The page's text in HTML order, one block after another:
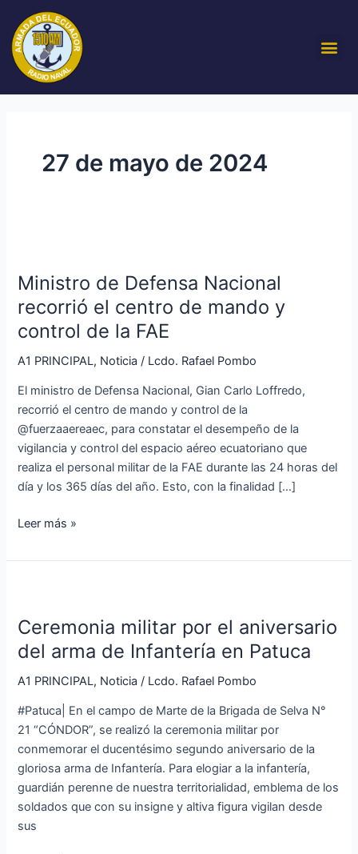
contenido
27 de mayo de 2024
Ministro de Defensa Nacional
recorrió el centro de mando y
control de la FAE
A1 PRINCIPAL, Noticia / Lcdo. Rafael Pombo
El ministro de Defensa Nacional, Gian Carlo Loffredo,
recorrió el centro de mando y control de la
@fuerzaaereaec, para constatar el desempeño de la
vigilancia y control del espacio aéreo ecuatoriano que
realiza el personal militar de la FAE durante las 24 horas del
día y los 365 días del año. Esto, con la finalidad […]
Defensa
Nacional
el
centro
mando
y
control
de
la
FAE
Leer más »
Ceremonia militar por el aniversario
del arma de Infantería en Patuca
A1 PRINCIPAL, Noticia / Lcdo. Rafael Pombo
#Patuca| En el campo de Marte de la Brigada de Selva N°
21 “CÓNDOR”, se realizó la ceremonia militar por
conmemorar el ducentésimo segundo aniversario de la
gloriosa arma de Infantería. Para elogiar a la infantería,
guardián perenne de nuestra territorialidad, emblema de los
soldados que con su insigne y altiva figura vigilan desde
sus
por
el
del
arma
de
en
Patuca